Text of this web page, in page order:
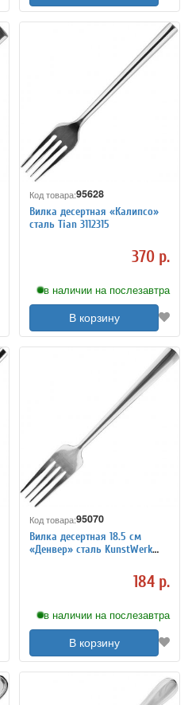
Код товара:95628
Вилка десертная «Калипсо»
сталь Tian 3112315
370 р.
в наличии на послезавтра
В корзину
Код товара:95070
Вилка десертная 18.5 см
«Денвер» сталь KunstWerk
184 р.
в наличии на послезавтра
В корзину